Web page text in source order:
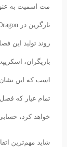
مت اسمیت به
تارگرین در House of the Dragon فصل ۲.
بازیگران،
است که این
تمام عیار که
خواهد کرد،
شاید مهم‌ترین